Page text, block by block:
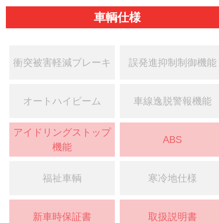
車輌仕様
衝突被害軽減ブレーキ 誤発進抑制制御機能
オートハイビーム 車線逸脱警報機能
アイドリングストップ
機能
ABS
福祉車輌 寒冷地仕様
新車時保証書 取扱説明書